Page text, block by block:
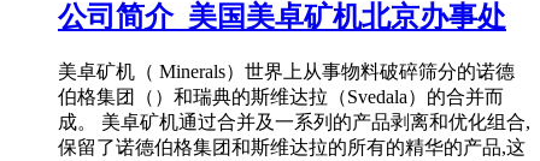
公司简介_美国美卓矿机北京办事处
美卓矿机（ Minerals）世界上从事物料破碎筛分的诺德
伯格集团（）和瑞典的斯维达拉（Svedala）的合并而
成。 美卓矿机通过合并及一系列的产品剥离和优化组合,
保留了诺德伯格集团和斯维达拉的所有的精华的产品,这